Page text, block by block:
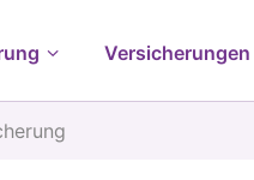
Versicherungen